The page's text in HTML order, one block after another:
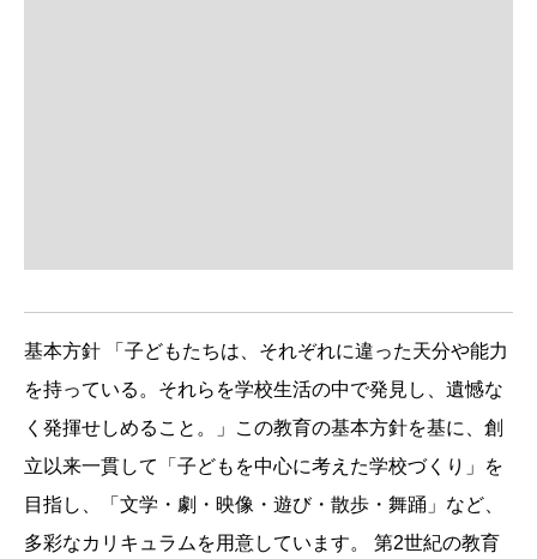
基本方針 「子どもたちは、それぞれに違った天分や能力
を持っている。それらを学校生活の中で発見し、遺憾な
く発揮せしめること。」この教育の基本方針を基に、創
立以来一貫して「子どもを中心に考えた学校づくり」を
目指し、「文学・劇・映像・遊び・散歩・舞踊」など、
多彩なカリキュラムを用意しています。 第2世紀の教育